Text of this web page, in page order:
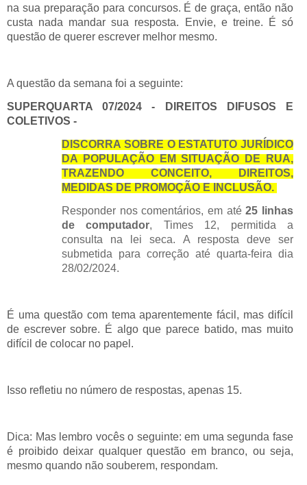
na sua preparação para concursos. É de graça, então não
custa nada mandar sua resposta. Envie, e treine. É só
questão de querer escrever melhor mesmo.
A questão da semana foi a seguinte:
SUPERQUARTA 07/2024 - DIREITOS DIFUSOS E
COLETIVOS -
DISCORRA SOBRE O ESTATUTO JURÍDICO
DA POPULAÇÃO EM SITUAÇÃO DE RUA,
TRAZENDO CONCEITO, DIREITOS,
MEDIDAS DE PROMOÇÃO E INCLUSÃO.
Responder nos comentários, em até25 linhas
de computador, Times 12, permitida a
consulta na lei seca. A resposta deve ser
submetida para correção até quarta-feira dia
28/02/2024.
É uma questão com tema aparentemente fácil, mas difícil
de escrever sobre. É algo que parece batido, mas muito
difícil de colocar no papel.
Isso refletiu no número de respostas, apenas 15.
Dica: Mas lembro vocês o seguinte: em uma segunda fase
é proibido deixar qualquer questão em branco, ou seja,
mesmo quando não souberem, respondam.